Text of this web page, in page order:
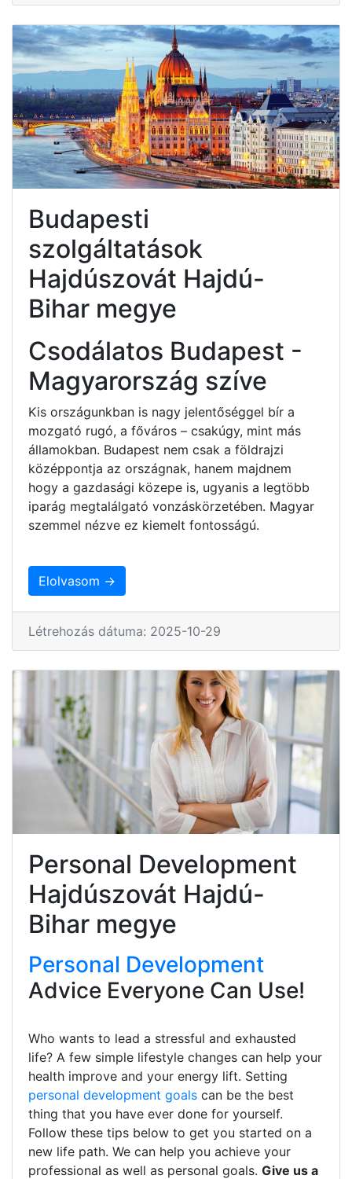
Budapesti
szolgáltatások
Hajdúszovát Hajdú-
Bihar megye
Csodálatos Budapest -
Magyarország szíve
Kis országunkban is nagy jelentőséggel bír a
mozgató rugó, a főváros – csakúgy, mint más
államokban. Budapest nem csak a földrajzi
középpontja az országnak, hanem majdnem
hogy a gazdasági közepe is, ugyanis a legtöbb
iparág megtalálgató vonzáskörzetében. Magyar
szemmel nézve ez kiemelt fontosságú.
Elolvasom →
Létrehozás dátuma: 2025-10-29
Personal Development
Hajdúszovát Hajdú-
Bihar megye
Personal Development
Advice Everyone Can Use!
Who wants to lead a stressful and exhausted
life? A few simple lifestyle changes can help your
health improve and your energy lift. Setting
personal development goals can be the best
thing that you have ever done for yourself.
Follow these tips below to get you started on a
new life path. We can help you achieve your
professional as well as personal goals. Give us a